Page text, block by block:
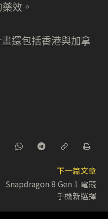
效。
還包括香港與加拿
下一篇文章
8 Gen 1 電競
手機新選擇